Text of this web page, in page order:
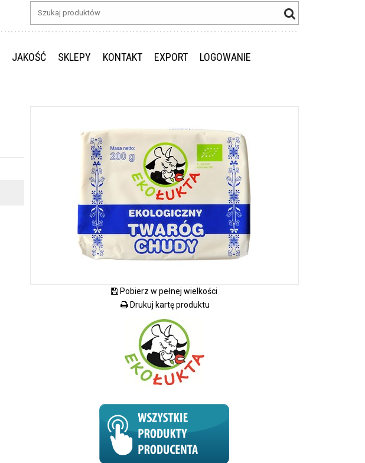
JAKOŚĆ SKLEPY KONTAKT EXPORT LOGOWANIE
Pobierz w pełnej wielkości
Drukuj kartę produktu